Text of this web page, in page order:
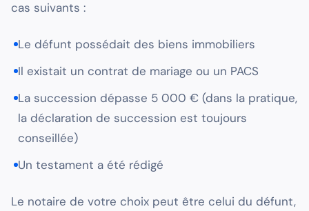
cas suivants :
Le défunt possédait des biens immobiliers
Il existait un contrat de mariage ou un PACS
La succession dépasse 5 000 € (dans la pratique,
la déclaration de succession est toujours
conseillée)
Un testament a été rédigé
Le notaire de votre choix peut être celui du défunt,